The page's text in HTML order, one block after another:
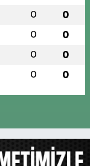
0 0
0 0
0 0
0 0